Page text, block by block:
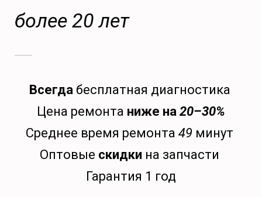
более 20 лет
Всегдабесплатная диагностика
Цена ремонта ниже на 20–30%
Среднее время ремонта 49 минут
Оптовые скидки на запчасти
Гарантия 1 год